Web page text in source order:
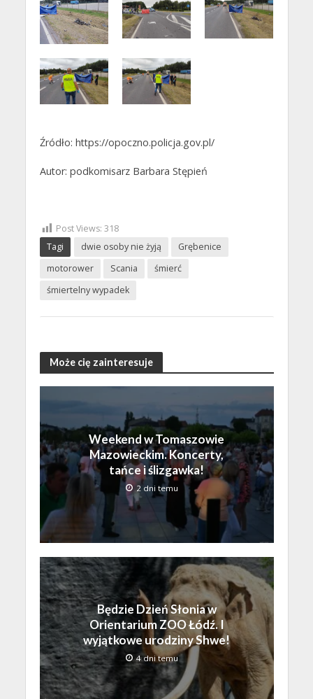
Źródło: https://opoczno.policja.gov.pl/
Autor: podkomisarz Barbara Stępień
Post Views: 318
Tagi
dwie osoby nie żyją
Grębenice
motorower
Scania
śmierć
śmiertelny wypadek
Może cię zainteresuje
Weekend w Tomaszowie
Mazowieckim. Koncerty,
tańce i ślizgawka!
2 dni temu
Będzie Dzień Słonia w
Orientarium ZOO Łódź. I
wyjątkowe urodziny Shwe!
4 dni temu